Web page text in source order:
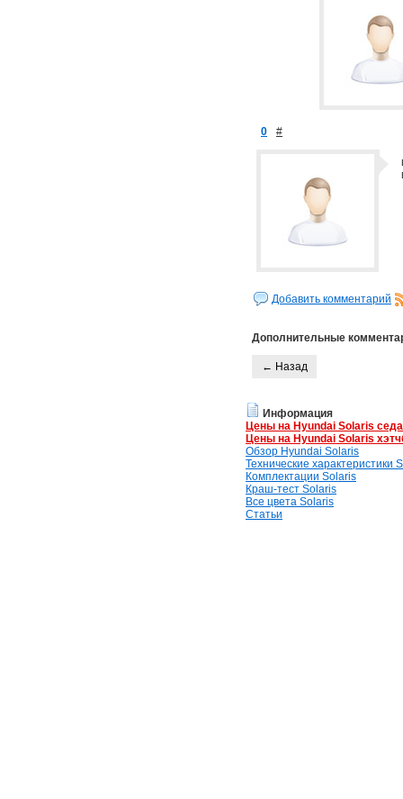
0 #
Добавить комментарий
Дополнительные
← Назад
Информация
Цены на Hyundai Solaris
Цены на Hyundai Solaris
Обзор Hyundai Solaris
Технические характеристики
Комплектации Solaris
Краш-тест Solaris
Все цвета Solaris
Статьи